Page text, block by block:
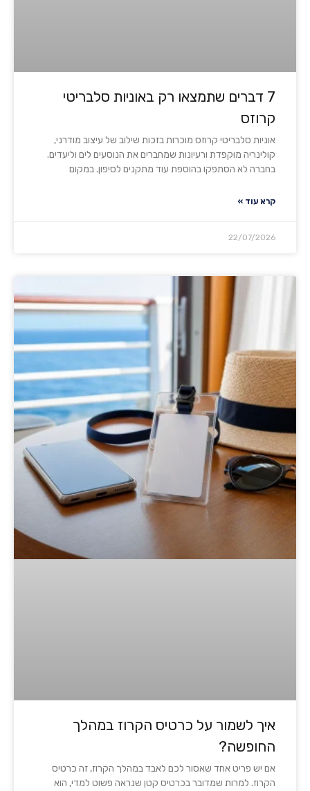
7 דברים שתמצאו רק באוניות סלבריטי
קרוזס
אוניות סלבריטי קרוזס מוכרות בזכות שילוב של עיצוב מודרני,
קולינריה מוקפדת ורעיונות שמחברים את הנוסעים לים וליעדים.
בחברה לא הסתפקו בהוספת עוד מתקנים לסיפון. במקום
קרא עוד »
22/07/2026
איך לשמור על כרטיס הקרוז במהלך
החופשה?
אם יש פריט אחד שאסור לכם לאבד במהלך הקרוז, זה כרטיס
הקרוז. למרות שמדובר בכרטיס קטן שנראה פשוט למדי, הוא